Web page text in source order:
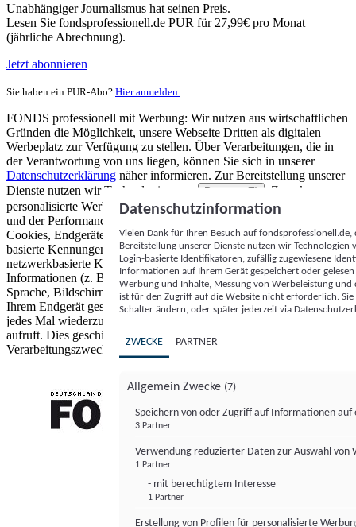
Unabhängiger Journalismus hat seinen Preis.
Lesen Sie fondsprofessionell.de PUR für 27,99€ pro Monat
(jährliche Abrechnung).
Jetzt abonnieren
Sie haben ein PUR-Abo? Hier anmelden.
FONDS professionell mit Werbung: Wir nutzen aus wirtschaftlichen
Gründen die Möglichkeit, unsere Webseite Dritten als digitalen
Werbeplatz zur Verfügung zu stellen. Über Verarbeitungen, die in
der Verantwortung von uns liegen, können Sie sich in unserer
Datenschutzerklärung näher informieren. Zur Bereitstellung unserer
Dienste nutzen wir Technologien von
Partnern (5)
. Zwecke:
personalisierte Werbung und Inhalte, Messung von Werbeleistung
und der Performance von Inhalten sowie Zielgruppenforschung.
Cookies, Endgeräte- oder ähnliche Online-Kennungen (z. B. login-
basierte Kennungen, zufällig generierte Kennungen,
netzwerkbasierte Kennungen) können zusammen mit anderen
Informationen (z. B. Browsertyp und Browserinformationen,
Sprache, Bildschirmgröße, unterstützte Technologien usw.) auf
Ihrem Endgerät gespeichert oder von dort ausgelesen werden, um es
jedes Mal wiederzuerkennen, wenn es eine App oder einer Webseite
aufruft. Dies geschieht für einen oder mehrere der hier aufgeführten
Verarbeitungszwecke.
Datenschutzinformation
Vielen Dank für Ihren Besuch auf
Bereitstellung unserer Dienste nutzen wir Technologien
Login-basierte Identifikatoren, zufällig zugewiesene
Informationen auf Ihrem Gerät gespeichert oder
Werbung und Inhalte, Messung von Werbeleistung
ist für den Zugriff auf die Website nicht erforderlich.
Schalter ändern, oder später jederzeit via
ZWECKE PARTNER
Allgemein Zwecke (7)
Speichern von oder Zugriff auf Informationen auf
3 Partner
Verwendung reduzierter Daten zur Auswahl von
1 Partner
- mit berechtigtem Interesse
1 Partner
Erstellung von Profilen für personalisierte
FONDS professionell